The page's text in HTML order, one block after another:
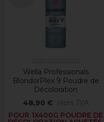
Wella Professionals
BlondorPlex 9 Poudre de
Décoloration
48,90 €
Hors TVA
POUR 1X400G POUDRE DE